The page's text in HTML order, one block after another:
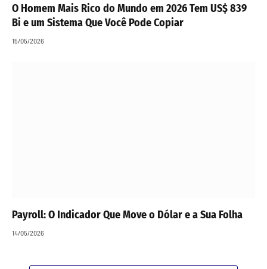
O Homem Mais Rico do Mundo em 2026 Tem US$ 839
Bi e um Sistema Que Você Pode Copiar
15/05/2026
Payroll: O Indicador Que Move o Dólar e a Sua Folha
14/05/2026